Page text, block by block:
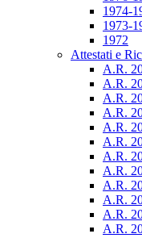
1974-
1973-
1972
Attestati e
A.R.
A.R.
A.R.
A.R.
A.R.
A.R.
A.R.
A.R.
A.R.
A.R.
A.R.
A.R.